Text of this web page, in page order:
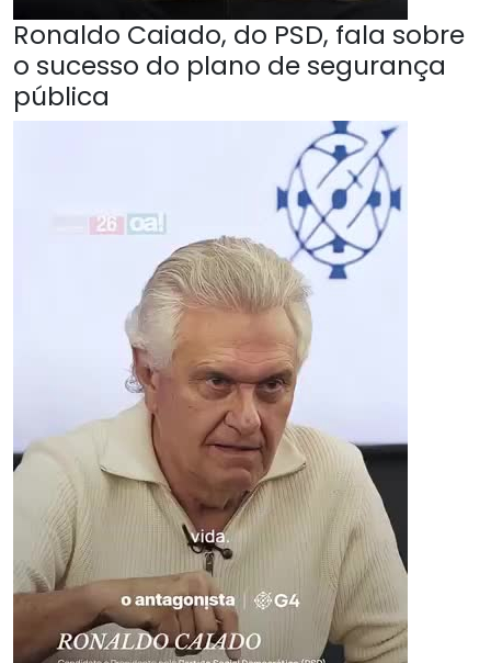
Ronaldo Caiado, do PSD, fala sobre
o sucesso do plano de segurança
pública